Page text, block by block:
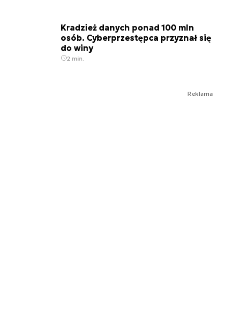
Kradzież danych ponad 100 mln
osób. Cyberprzestępca przyznał się
do winy
2 min.
Reklama